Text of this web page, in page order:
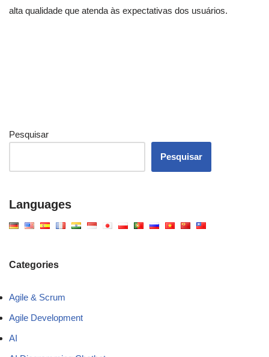
alta qualidade que atenda às expectativas dos usuários.
Pesquisar
Pesquisar
Languages
Categories
Agile & Scrum
Agile Development
AI